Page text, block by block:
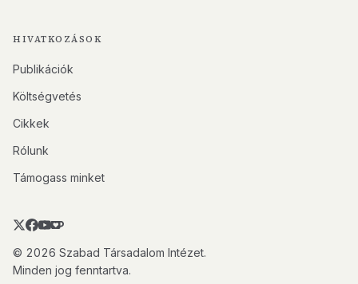
HIVATKOZÁSOK
Publikációk
Költségvetés
Cikkek
Rólunk
Támogass minket
© 2026 Szabad Társadalom Intézet.
Minden jog fenntartva.